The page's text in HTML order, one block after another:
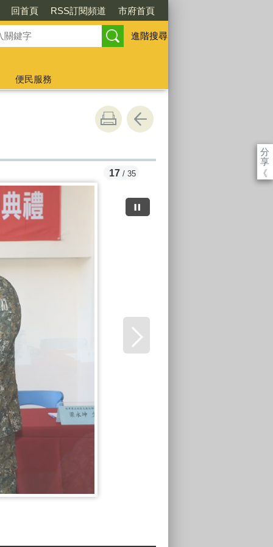
回首頁 RSS訂閱頻道 市府首頁
進階搜尋
便民服務
分
享
《
17 / 35